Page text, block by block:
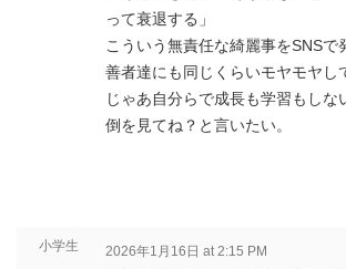
って衰退する」
こういう無責任な綺麗事をSNSで
善者達にも同じくらいモヤモヤし
じゃあ自分らで成長も学習もしな
倒を見てね？と言いたい。
小学生 2026年1月16日 at 2:15 PM